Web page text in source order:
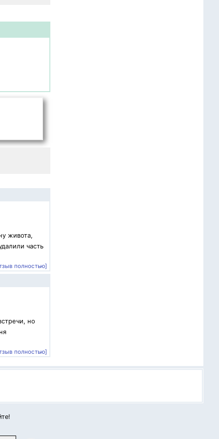
живота,
часть
полностью]
но
полностью]